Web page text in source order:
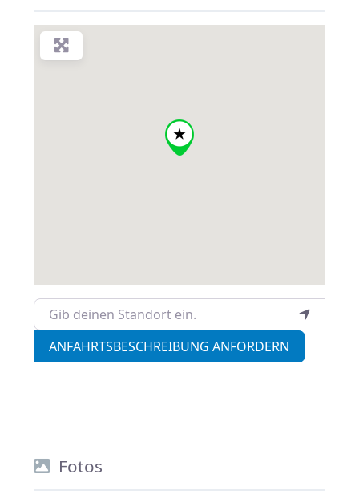
Gib deinen Standort ein.
ANFAHRTSBESCHREIBUNG ANFORDERN
Fotos